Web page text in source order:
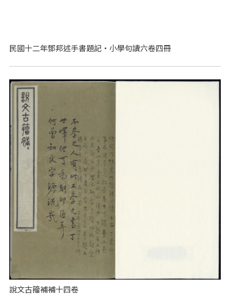
民國十二年鄧邦述手書題記‧小學句讀六卷四冊
說文古籀補補十四卷